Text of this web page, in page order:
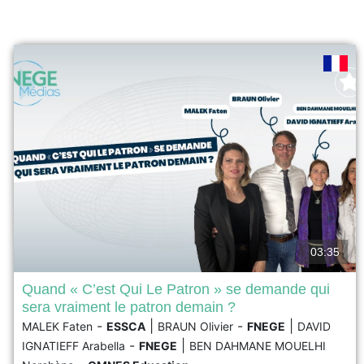
L’entreprise agroalimentaire C’est Qui Le Patron (CQLP)
est reconnue pour sa stratégie alignée avec les
principes du développement durable et la co-création de
produits. Cette entreprise française réussit en France et
03:35
Quand « C’est Qui Le Patron » se demande qui
sera vraiment le patron demain ?
MALEK Faten- ESSCA| BRAUN Olivier- FNEGE
DAVID
IGNATIEFF Arabella - FNEGE
BEN DAHMANE MOUELHI